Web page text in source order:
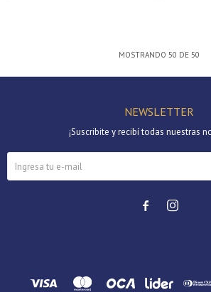
MOSTRANDO 50 DE 50
NEWSLETTER
¡Suscribite y recibí todas nuestras
 